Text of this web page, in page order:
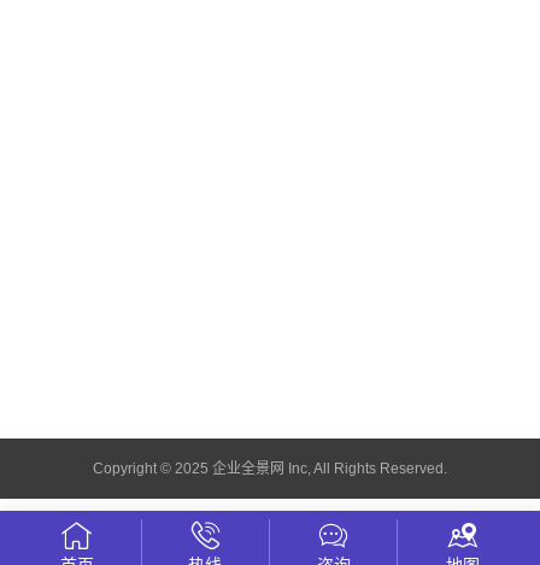
Copyright © 2025 企业全景网 Inc, All Rights Reserved.